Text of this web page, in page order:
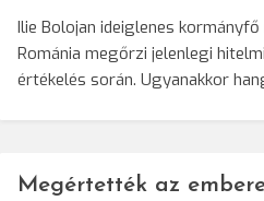
Ilie Bolojan ideiglenes
Románia megőrzi jelenlegi
értékelés során. Ugyanakkor
Megértették az